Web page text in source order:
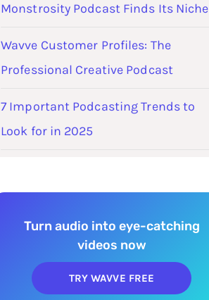
Monstrosity Podcast Finds Its Niche
Wavve Customer Profiles: The
Professional Creative Podcast
7 Important Podcasting Trends to
Look for in 2025
Turn audio into eye-catching
videos now
TRY WAVVE FREE